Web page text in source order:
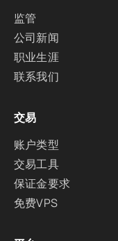
监管
公司新闻
职业生涯
联系我们
交易
账户类型
交易工具
保证金要求
免费VPS